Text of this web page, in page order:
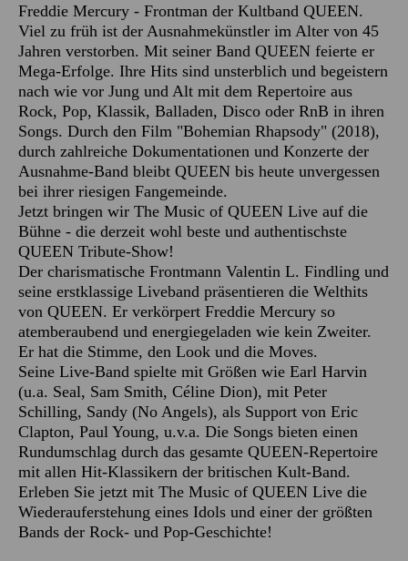
Freddie Mercury - Frontman der Kultband QUEEN.
Viel zu früh ist der Ausnahmekünstler im Alter von 45
Jahren verstorben. Mit seiner Band QUEEN feierte er
Mega-Erfolge. Ihre Hits sind unsterblich und begeistern
nach wie vor Jung und Alt mit dem Repertoire aus
Rock, Pop, Klassik, Balladen, Disco oder RnB in ihren
Songs. Durch den Film "Bohemian Rhapsody" (2018),
durch zahlreiche Dokumentationen und Konzerte der
Ausnahme-Band bleibt QUEEN bis heute unvergessen
bei ihrer riesigen Fangemeinde.
Jetzt bringen wir The Music of QUEEN Live auf die
Bühne - die derzeit wohl beste und authentischste
QUEEN Tribute-Show!
Der charismatische Frontmann Valentin L. Findling und
seine erstklassige Liveband präsentieren die Welthits
von QUEEN. Er verkörpert Freddie Mercury so
atemberaubend und energiegeladen wie kein Zweiter.
Er hat die Stimme, den Look und die Moves.
Seine Live-Band spielte mit Größen wie Earl Harvin
(u.a. Seal, Sam Smith, Céline Dion), mit Peter
Schilling, Sandy (No Angels), als Support von Eric
Clapton, Paul Young, u.v.a. Die Songs bieten einen
Rundumschlag durch das gesamte QUEEN-Repertoire
mit allen Hit-Klassikern der britischen Kult-Band.
Erleben Sie jetzt mit The Music of QUEEN Live die
Wiederauferstehung eines Idols und einer der größten
Bands der Rock- und Pop-Geschichte!